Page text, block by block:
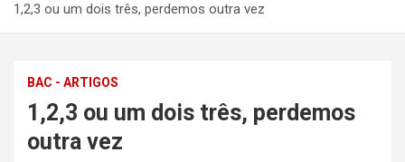
1,2,3 ou um dois três, perdemos outra vez
BAC - ARTIGOS
1,2,3 ou um dois três, perdemos
outra vez